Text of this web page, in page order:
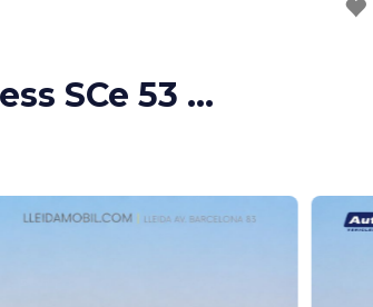
Renault Clio Clio Business SCe 53 kW